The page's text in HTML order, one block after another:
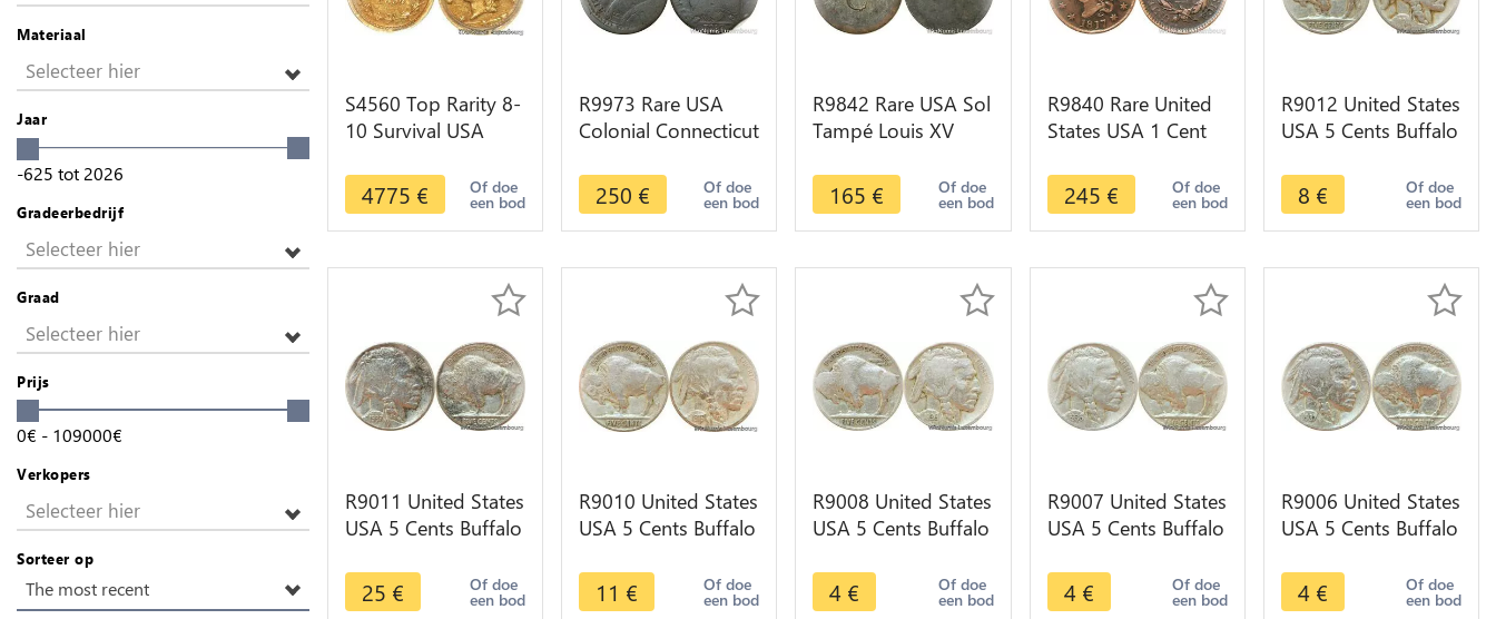
Materiaal
Selecteer hier
Jaar
-625 tot 2026
Gradeerbedrijf
Selecteer hier
Graad
Selecteer hier
Prijs
0€ - 109000€
Verkopers
Selecteer hier
Sorteer op
The most recent
S4560 Top Rarity 8-
10 Survival USA
Or Gold 1856 PCGS
AU
4775 € Of doe
een bod
R9973 Rare USA
Colonial Connecticut
Federal -> Make
offer
250 € Of doe
een bod
R9842 Rare USA Sol
Tampé Louis XV
colonies 1763 AU -
>M offer
165 € Of doe
een bod
R9840 Rare United
States USA 1 Cent
13 Stars -> Make
offer
245 € Of doe
een bod
R9012 United States
USA 5 Cents Buffalo
8 € Of doe
een bod
R9011 United States
USA 5 Cents Buffalo
AU -> Make offer
25 € Of doe
een bod
R9010 United States
USA 5 Cents Buffalo
11 € Of doe
een bod
R9008 United States
USA 5 Cents Buffalo
4 € Of doe
een bod
R9007 United States
USA 5 Cents Buffalo
4 € Of doe
een bod
R9006 United States
USA 5 Cents Buffalo
4 € Of doe
een bod